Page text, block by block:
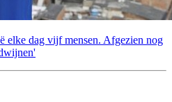
elke dag vijf mensen. Afgezien nog